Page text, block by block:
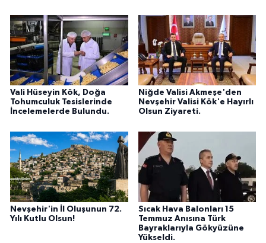
Vali Hüseyin Kök, Doğa
Tohumculuk Tesislerinde
İncelemelerde Bulundu.
Niğde Valisi Akmeşe'den
Nevşehir Valisi Kök'e Hayırlı
Olsun Ziyareti.
Nevşehir'in İl Oluşunun 72.
Yılı Kutlu Olsun!
Sıcak Hava Balonları 15
Temmuz Anısına Türk
Bayraklarıyla Gökyüzüne
Yükseldi.